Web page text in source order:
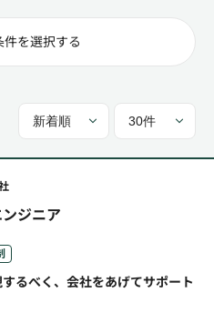
件を選択する
ンジニア
るべく、会社をあげてサポート